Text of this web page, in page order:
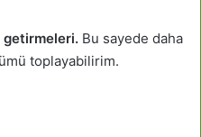
Bu sayede daha
toplayabilirim.